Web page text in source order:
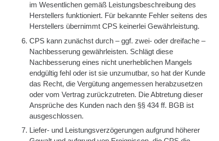
im Wesentlichen gemäß Leistungsbeschreibung des
Herstellers funktioniert. Für bekannte Fehler seitens des
Herstellers übernimmt CPS keinerlei Gewährleistung.
CPS kann zunächst durch – ggf. zwei- oder dreifache –
Nachbesserung gewährleisten. Schlägt diese
Nachbesserung eines nicht unerheblichen Mangels
endgültig fehl oder ist sie unzumutbar, so hat der Kunde
das Recht, die Vergütung angemessen herabzusetzen
oder vom Vertrag zurückzutreten. Die Abtretung dieser
Ansprüche des Kunden nach den §§ 434 ff. BGB ist
ausgeschlossen.
Liefer- und Leistungsverzögerungen aufgrund höherer